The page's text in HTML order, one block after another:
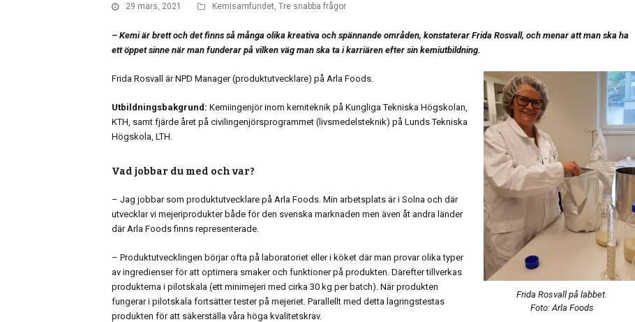
29 mars, 2021 Kemisamfundet, Tre snabba frågor
– Kemi är brett och det finns så många olika kreativa och spännande områden, konstaterar Frida Rosvall, och menar att man ska ha
ett öppet sinne när man funderar på vilken väg man ska ta i karriären efter sin kemiutbildning.
Frida Rosvall på labbet.
Foto: Arla Foods
Frida Rosvall är NPD Manager (produktutvecklare) på Arla Foods.
Utbildningsbakgrund: Kemiingenjör inom kemiteknik på Kungliga Tekniska Högskolan,
KTH, samt fjärde året på civilingenjörsprogrammet (livsmedelsteknik) på Lunds Tekniska
Högskola, LTH.
Vad jobbar du med och var?
– Jag jobbar som produktutvecklare på Arla Foods. Min arbetsplats är i Solna och där
utvecklar vi mejeriprodukter både för den svenska marknaden men även åt andra länder
där Arla Foods finns representerade.
– Produktutvecklingen börjar ofta på laboratoriet eller i köket där man provar olika typer
av ingredienser för att optimera smaker och funktioner på produkten. Därefter tillverkas
produkterna i pilotskala (ett minimejeri med cirka 30 kg per batch). När produkten
fungerar i pilotskala fortsätter tester på mejeriet. Parallellt med detta lagringstestas
produkten för att säkerställa våra höga kvalitetskrav.